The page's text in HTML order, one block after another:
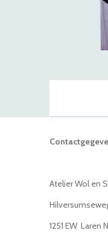
Atelier Wol en
1251 EW Laren